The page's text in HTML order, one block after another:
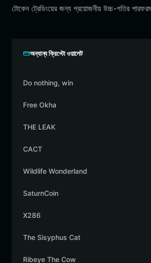
টোকেন ট্রেডিংয়ের জন্য প্রয়োজনীয় উচ্চ-গতির
অন্যান্য ক্রিপ্টো ওয়ালেট
Do nothing, win
Free Okha
THE LEAK
CACT
Wildlife Wonderland
SaturnCoin
X286
The Sisyphus Cat
Ribeye The Cow